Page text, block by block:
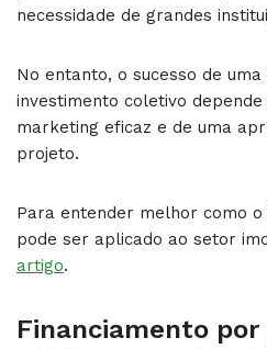
necessidade de grandes
No entanto, o sucesso de
investimento coletivo
marketing eficaz e de uma
projeto.
Para entender melhor como
pode ser aplicado ao setor
artigo.
Financiamento por